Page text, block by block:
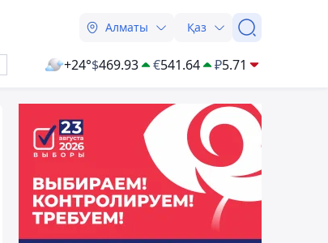
Алматы Қаз
+24°$469.93 €541.64 ₽5.71